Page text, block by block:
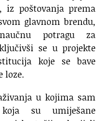
iz poštovanja prema
glavnom brendu,
potragu za
se u projekte
koje se bave
loze.
u kojima sam
su umiješane